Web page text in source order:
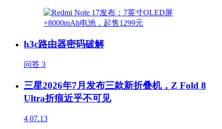
h3c路由器密码破解
问答 3
三星2026年7月发布三款新折叠机，Z Fold 8
Ultra折痕近乎不可见
4 07.13